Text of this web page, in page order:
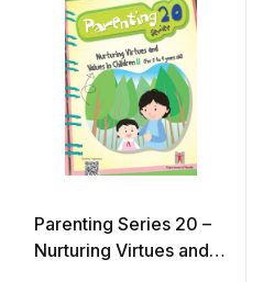
Parenting Series 20 –
Nurturing Virtues and